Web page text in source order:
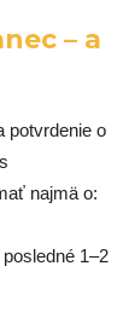
– a
potvrdenie o
najmä o:
1–2